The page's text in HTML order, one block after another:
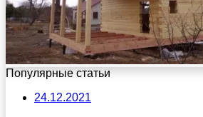
Популярные статьи
24.12.2021